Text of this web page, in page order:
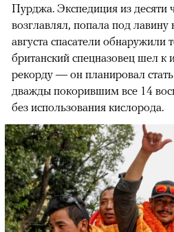
Пурджа. Экспедиция из десяти
возглавлял, попала под
августа спасатели
британский спецназовец шел к
рекорду — он планировал
дважды покорившим все 14
без использования кислорода.